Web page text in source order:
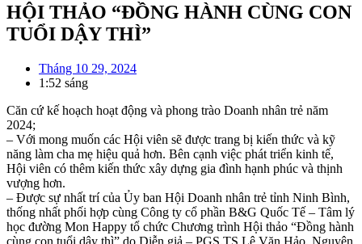
HỘI THẢO “ĐỒNG HÀNH CÙNG CON
TUỔI DẬY THÌ”
Tháng 10 29, 2024
1:52 sáng
Căn cứ kế hoạch hoạt động và phong trào Doanh nhân trẻ năm
2024;
– Với mong muốn các Hội viên sẽ được trang bị kiến thức và kỹ
năng làm cha mẹ hiệu quả hơn. Bên cạnh việc phát triển kinh tế,
Hội viên có thêm kiến thức xây dựng gia đình hạnh phúc và thịnh
vượng hơn.
– Được sự nhất trí của Ủy ban Hội Doanh nhân trẻ tỉnh Ninh Bình,
thống nhất phối hợp cùng Công ty cổ phần B&G Quốc Tế – Tâm lý
học đường Mon Happy tổ chức Chương trình Hội thảo “Đồng hành
cùng con tuổi dậy thì” do Diễn giả – PGS.TS Lê Văn Hảo, Nguyên